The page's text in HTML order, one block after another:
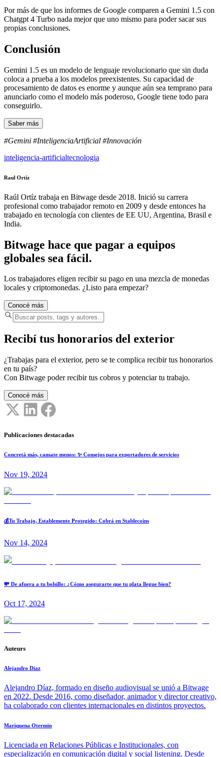
Por más de que los informes de Google comparen a Gemini 1.5 con
Chatgpt 4 Turbo nada mejor que uno mismo para poder sacar sus
propias conclusiones.
Conclusión
Gemini 1.5 es un modelo de lenguaje revolucionario que sin duda
coloca a prueba a los modelos preexistentes. Su capacidad de
procesamiento de datos es enorme y aunque aún sea temprano para
anunciarlo como el modelo más poderoso, Google tiene todo para
conseguirlo.
Saber más
#Gemini #InteligenciaArtificial #Innovación
inteligencia-artificialtecnologia
Raul Ortíz
Raúl Ortíz trabaja en Bitwage desde 2018. Inició su carrera
profesional como trabajador remoto en 2009 y desde entonces ha
trabajado en tecnología con clientes de EE UU, Argentina, Brasil e
India.
Bitwage hace que pagar a equipos
globales sea fácil.
Los trabajadores eligen recibir su pago en una mezcla de monedas
locales y criptomonedas. ¿Listo para empezar?
Conocé más
Recibí tus honorarios del exterior
¿Trabajas para el exterior, pero se te complica recibir tus honorarios
en tu país?
Con Bitwage poder recibir tus cobros y potenciar tu trabajo.
Conocé más
Publicaciones destacadas
Concretá más, cansate menos: ✨ Consejos para exportadores de servicios
Nov 19, 2024
💰Tu Trabajo, Establemente Protegido: Cobrá en Stablecoins
Nov 14, 2024
💸 De afuera a tu bolsillo: ¿Cómo asegurarte que tu plata llegue bien?
Oct 17, 2024
Auteurs
Alejandro Diaz
Alejandro Díaz, formado en diseño audiovisual se unió a Bitwage
en 2022. Desde 2016, como diseñador, animador y director creativo,
ha colaborado con clientes internacionales en distintos proyectos.
Mariquena Otermin
Licenciada en Relaciones Públicas e Institucionales, con
especialización en comunicación digital y social listening. Desde